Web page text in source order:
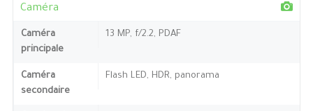
Caméra
Caméra
principale
13 MP, f/2.2, PDAF
Caméra
secondaire
Flash LED, HDR, panorama